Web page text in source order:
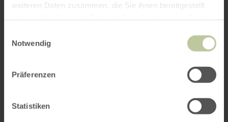
weiteren Daten zusammen, die Sie ihnen bereitgestellt
Notwendig
Präferenzen
Statistiken